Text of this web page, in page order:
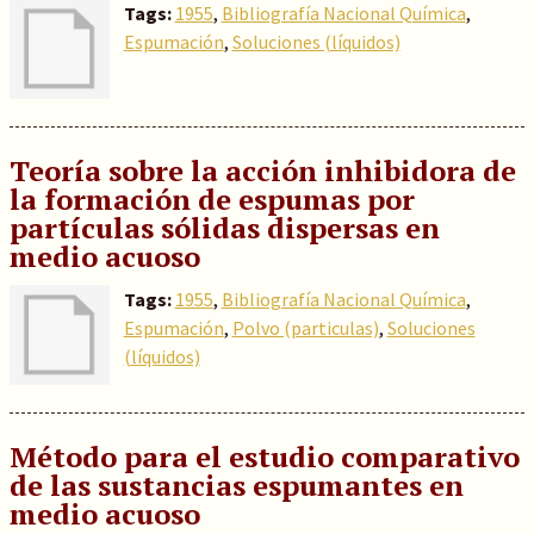
Tags: 1955, Bibliografía Nacional Química,
Espumación, Soluciones (líquidos)
Teoría sobre la acción inhibidora de
la formación de espumas por
partículas sólidas dispersas en
medio acuoso
Tags: 1955, Bibliografía Nacional Química,
Espumación, Polvo (particulas), Soluciones
(líquidos)
Método para el estudio comparativo
de las sustancias espumantes en
medio acuoso